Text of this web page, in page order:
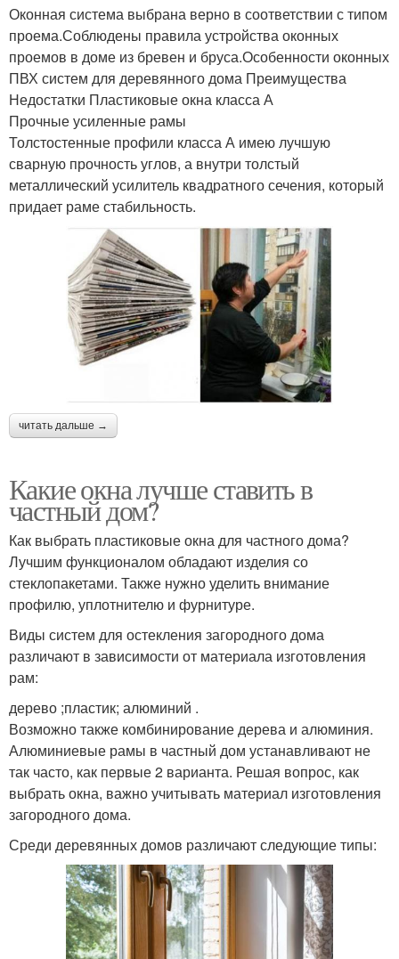
Оконная система выбрана верно в соответствии с типом
проема.Соблюдены правила устройства оконных
проемов в доме из бревен и бруса.Особенности оконных
ПВХ систем для деревянного дома Преимущества
Недостатки Пластиковые окна класса А
Прочные усиленные рамы
Толстостенные профили класса А имею лучшую
сварную прочность углов, а внутри толстый
металлический усилитель квадратного сечения, который
придает раме стабильность.
читать дальше →
Какие окна лучше ставить в
частный дом?
Как выбрать пластиковые окна для частного дома?
Лучшим функционалом обладают изделия со
стеклопакетами. Также нужно уделить внимание
профилю, уплотнителю и фурнитуре.
Виды систем для остекления загородного дома
различают в зависимости от материала изготовления
рам:
дерево ;пластик; алюминий .
Возможно также комбинирование дерева и алюминия.
Алюминиевые рамы в частный дом устанавливают не
так часто, как первые 2 варианта. Решая вопрос, как
выбрать окна, важно учитывать материал изготовления
загородного дома.
Среди деревянных домов различают следующие типы: